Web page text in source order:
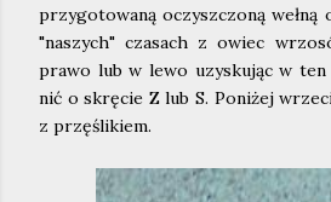
przygotowaną oczyszczoną wełną
"naszych" czasach z owiec
prawo lub w lewo uzyskując w
nić o skręcie Z lub S. Poniżej
z przęślikiem.